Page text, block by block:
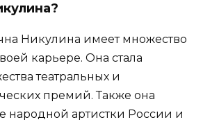
Никулина имеет множество
карьере. Она стала
театральных и
премий. Также она
народной артистки России и